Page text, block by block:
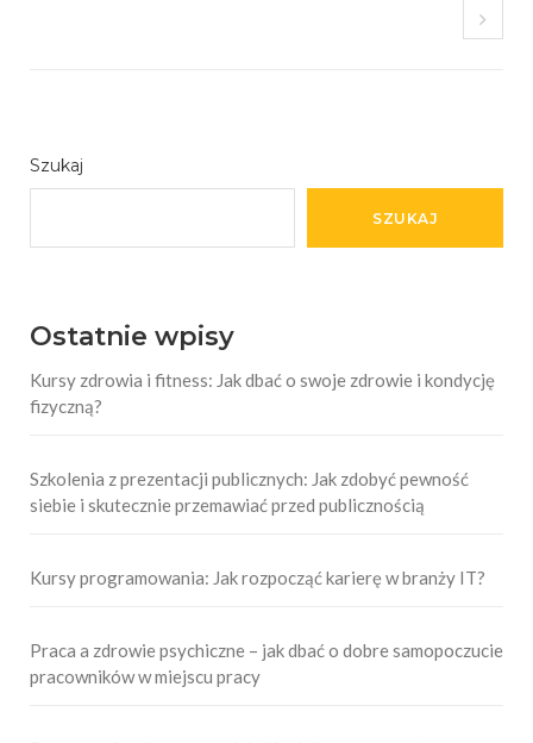
Szukaj
SZUKAJ
Ostatnie wpisy
Kursy zdrowia i fitness: Jak dbać o swoje zdrowie i kondycję
fizyczną?
Szkolenia z prezentacji publicznych: Jak zdobyć pewność
siebie i skutecznie przemawiać przed publicznością
Kursy programowania: Jak rozpocząć karierę w branży IT?
Praca a zdrowie psychiczne – jak dbać o dobre samopoczucie
pracowników w miejscu pracy